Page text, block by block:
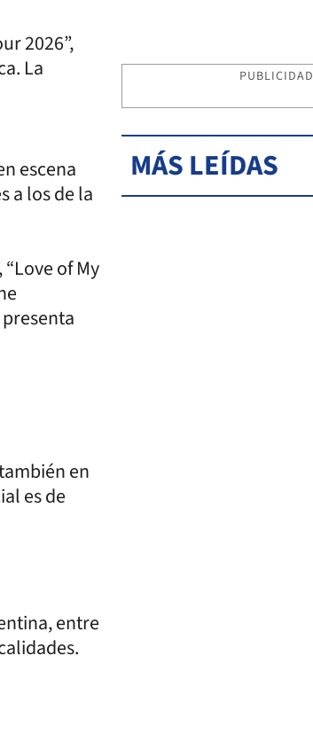
2026”,
La
escena
a los de la
of My
en
es de
entre
PUBLICIDAD
MÁS LEÍDAS